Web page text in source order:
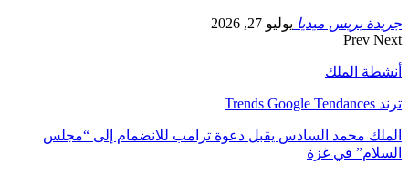
جريدة بريس ميديا يوليو 27, 2026
Prev Next
أنشطة الملك
ترند Trends Google Tendances
الملك محمد السادس يقبل دعوة ترامب للانضمام إلى “مجلس
السلام” في غزة